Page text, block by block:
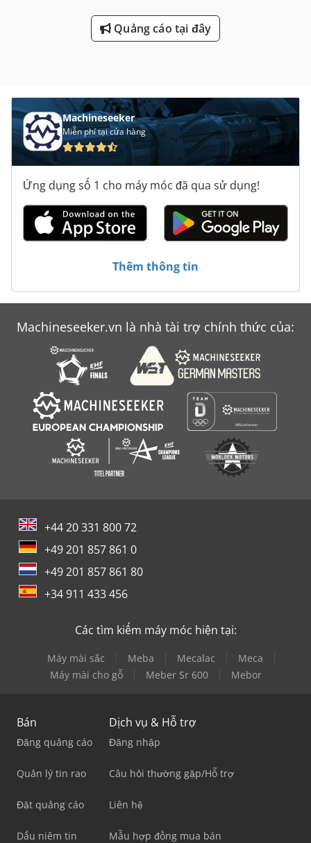
Quảng cáo tại đây
Machineseeker
Miễn phí tại cửa hàng
Ứng dụng số 1 cho máy móc đã qua sử dụng!
Thêm thông tin
Machineseeker.vn là nhà tài trợ chính thức của:
+44 20 331 800 72
+49 201 857 861 0
+49 201 857 861 80
+34 911 433 456
Các tìm kiếm máy móc hiện tại:
Máy mài sắc Meba Mecalac
Meca
Máy mài cho gỗ
Meber Sr 600 Mebor
Bán
Đăng quảng cáo
Quản lý tin rao
Đặt quảng cáo
Dấu niêm tin
Dịch vụ & Hỗ trợ
Đăng nhập
Câu hỏi thường gặp/Hỗ trợ
Liên hệ
Mẫu hợp đồng mua bán